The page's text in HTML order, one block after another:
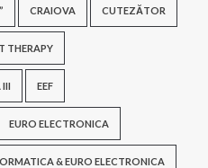
CRAIOVA CUTEZĂTOR
THERAPY
III EEF
EURO ELECTRONICA
& EURO ELECTRONICA